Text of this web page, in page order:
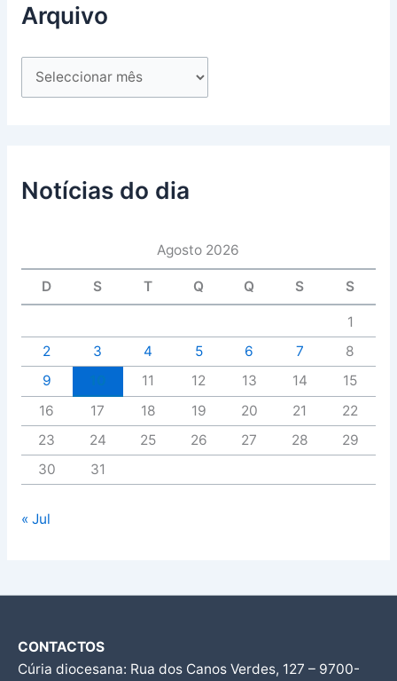
Arquivo
Notícias do dia
Agosto 2026
D S T Q Q S S
1
2
3 4 5 6 7
8
9
11 12 13 14
15
16
17 18 19 20 21
22
23
24 25 26 27 28
29
30
31
« Jul
CONTACTOS
Cúria diocesana: Rua dos Canos Verdes, 127 – 9700-